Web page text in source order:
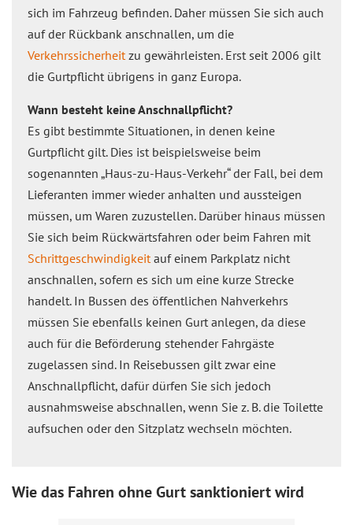
sich im Fahrzeug befinden. Daher müssen Sie sich auch
auf der Rückbank anschnallen, um die
Verkehrssicherheitzu gewährleisten. Erst seit 2006 gilt
die Gurtpflicht übrigens in ganz Europa.
Wann besteht keine Anschnallpflicht?
Es gibt bestimmte Situationen, in denen keine
Gurtpflicht gilt. Dies ist beispielsweise beim
sogenannten „Haus-zu-Haus-Verkehr“ der Fall, bei dem
Lieferanten immer wieder anhalten und aussteigen
müssen, um Waren zuzustellen. Darüber hinaus müssen
Sie sich beim Rückwärtsfahren oder beim Fahren mit
Schrittgeschwindigkeitauf einem Parkplatz nicht
anschnallen, sofern es sich um eine kurze Strecke
handelt. In Bussen des öffentlichen Nahverkehrs
müssen Sie ebenfalls keinen Gurt anlegen, da diese
auch für die Beförderung stehender Fahrgäste
zugelassen sind. In Reisebussen gilt zwar eine
Anschnallpflicht, dafür dürfen Sie sich jedoch
ausnahmsweise abschnallen, wenn Sie z. B. die Toilette
aufsuchen oder den Sitzplatz wechseln möchten.
Wie das Fahren ohne Gurt sanktioniert wird